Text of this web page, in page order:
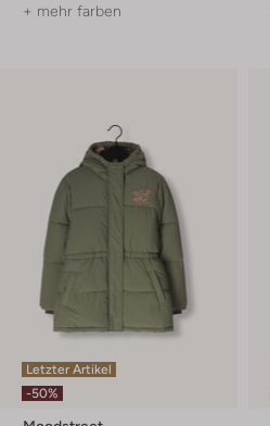
+ mehr farben
Letzter Artikel
-50%